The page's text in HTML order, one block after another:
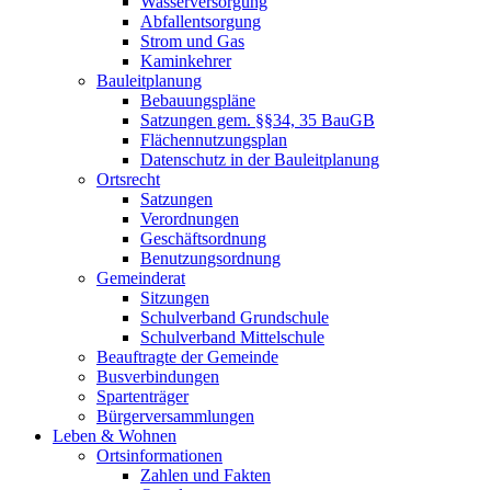
Abfallentsorgung
Strom und Gas
Kaminkehrer
Bauleitplanung
Bebauungspläne
Satzungen gem. §§34, 35 BauGB
Flächennutzungsplan
Datenschutz in der Bauleitplanung
Ortsrecht
Satzungen
Verordnungen
Geschäftsordnung
Benutzungsordnung
Gemeinderat
Sitzungen
Schulverband Grundschule
Schulverband Mittelschule
Beauftragte der Gemeinde
Busverbindungen
Spartenträger
Bürgerversammlungen
Leben & Wohnen
Ortsinformationen
Zahlen und Fakten